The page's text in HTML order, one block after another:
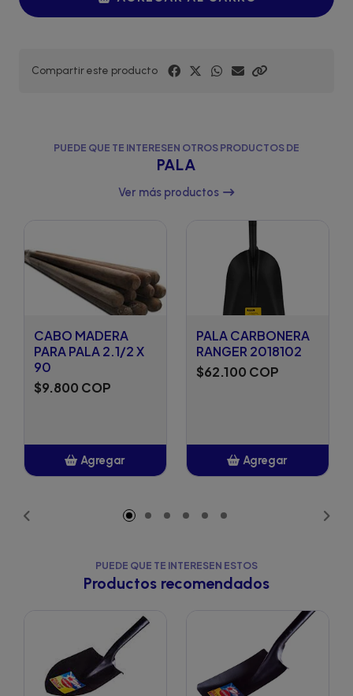
Compartir este producto
PUEDE QUE TE INTERESEN OTROS PRODUCTOS DE
PALA
Ver más productos
CABO MADERA
PARA PALA 2.1/2 X
90
$9.800 COP
Agregar
PALA CARBONERA
RANGER 2018102
$62.100 COP
Agregar
PUEDE QUE TE INTERESEN ESTOS
Productos recomendados